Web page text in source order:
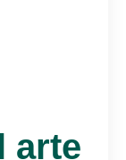
arte